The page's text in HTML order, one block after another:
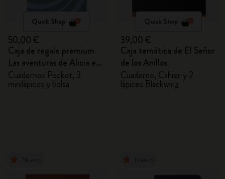
Quick Shop
50,00 €
Caja de regalo premium
Las aventuras de Alicia en
el País de las Maravillas
Cuadernos Pocket, 3
minilápices y bolsa
Quick Shop
39,00 €
Caja temática de El Señor
de los Anillos
Cuaderno, Cahier y 2
lápices Blackwing